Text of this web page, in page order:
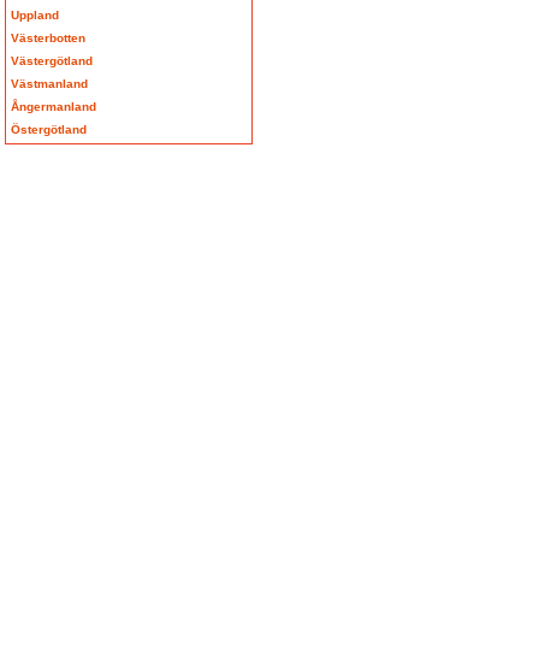
Uppland
Västerbotten
Västergötland
Västmanland
Ångermanland
Östergötland